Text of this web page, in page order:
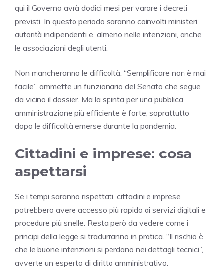
qui il Governo avrà dodici mesi per varare i decreti
previsti. In questo periodo saranno coinvolti ministeri,
autorità indipendenti e, almeno nelle intenzioni, anche
le associazioni degli utenti.
Non mancheranno le difficoltà. “Semplificare non è mai
facile”, ammette un funzionario del Senato che segue
da vicino il dossier. Ma la spinta per una pubblica
amministrazione più efficiente è forte, soprattutto
dopo le difficoltà emerse durante la pandemia.
Cittadini e imprese: cosa
aspettarsi
Se i tempi saranno rispettati, cittadini e imprese
potrebbero avere accesso più rapido ai servizi digitali e
procedure più snelle. Resta però da vedere come i
principi della legge si tradurranno in pratica. “Il rischio è
che le buone intenzioni si perdano nei dettagli tecnici”,
avverte un esperto di diritto amministrativo.